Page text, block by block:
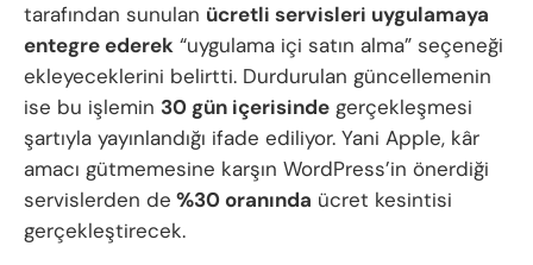
tarafından sunulan ücretli servisleri uygulamaya
entegre ederek “uygulama içi satın alma” seçeneği
ekleyeceklerini belirtti. Durdurulan güncellemenin
ise bu işlemin 30 gün içerisinde gerçekleşmesi
şartıyla yayınlandığı ifade ediliyor. Yani Apple, kâr
amacı gütmemesine karşın WordPress’in önerdiği
servislerden de %30 oranında ücret kesintisi
gerçekleştirecek.